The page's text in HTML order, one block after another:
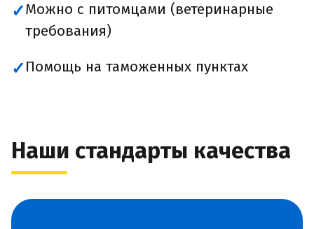
✓Можно с питомцами (ветеринарные
требования)
✓ Помощь на таможенных пунктах
Наши стандарты качества